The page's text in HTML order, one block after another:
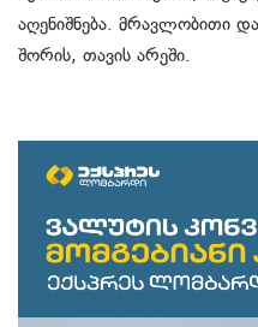
აღენიშნება. მრავლობითი
შორის, თავის არეში.